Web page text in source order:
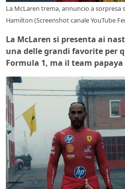
La McLaren trema, annuncio a sorpresa
Hamilton (Screenshot canale YouTube
La McLaren si presenta ai
una delle grandi favorite per
Formula 1, ma il team